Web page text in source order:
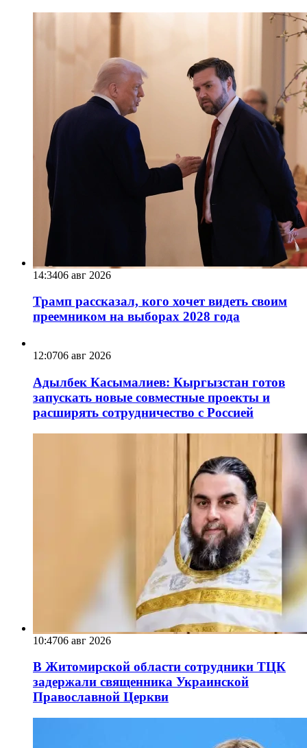
14:3406 авг 2026
Трамп рассказал, кого хочет видеть своим
преемником на выборах 2028 года
12:0706 авг 2026
Адылбек Касымалиев: Кыргызстан готов
запускать новые совместные проекты и
расширять сотрудничество с Россией
10:4706 авг 2026
В Житомирской области сотрудники ТЦК
задержали священника Украинской
Православной Церкви